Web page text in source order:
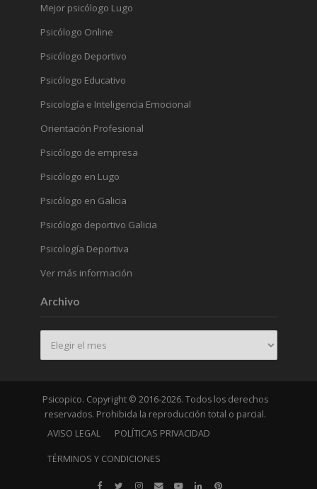
Mejor psicólogo Lugo
Psicólogo Online
Psicólogo Deportivo
Psicólogo Educativo
Psicología e Inteligencia Emocional
Orientación Profesional
Psicólogo de empresa
Psicólogo en Lugo
Psicólogo en Galicia
Psicólogo deportivo Galicia
Psicología Deportiva
Ver más información
Archivo
Archivo
Psicopico. Copyright © 2016-2026. Todos los derechos
reservados. Prohibida la reproducción total o parcial.
AVISO LEGAL
POLÍTICAS PRIVACIDAD
TÉRMINOS Y CONDICIONES